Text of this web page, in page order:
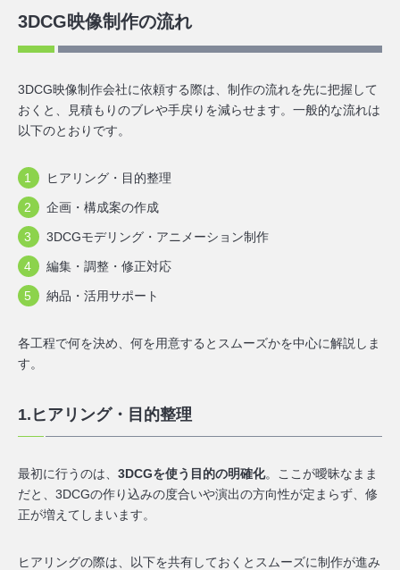
3DCG映像制作の流れ
3DCG映像制作会社に依頼する際は、制作の流れを先に把握して
おくと、見積もりのブレや手戻りを減らせます。一般的な流れは
以下のとおりです。
ヒアリング・目的整理
企画・構成案の作成
3DCGモデリング・アニメーション制作
編集・調整・修正対応
納品・活用サポート
各工程で何を決め、何を用意するとスムーズかを中心に解説しま
す。
1.ヒアリング・目的整理
最初に行うのは、 3DCGを使う目的の明確化。ここが曖昧なまま
だと、3DCGの作り込みの度合いや演出の方向性が定まらず、修
正が増えてしまいます。
ヒアリングの際は、以下を共有しておくとスムーズに制作が進み